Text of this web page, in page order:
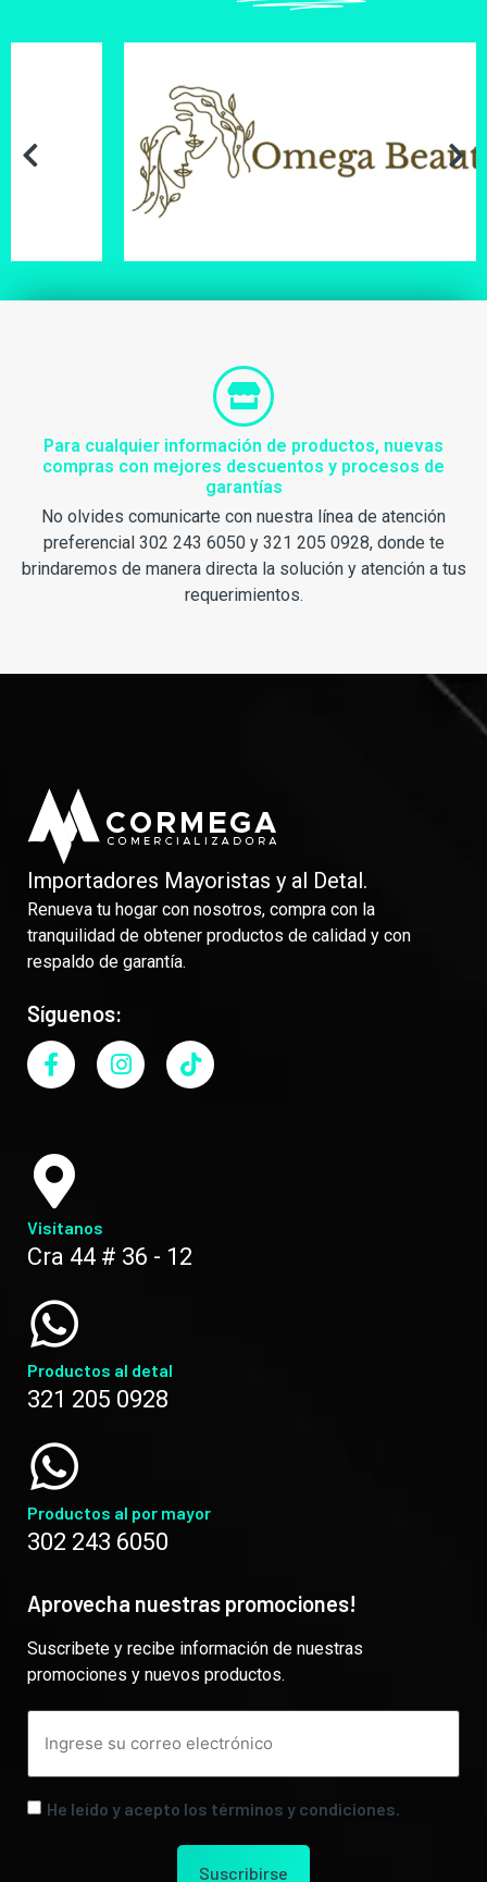
Para cualquier información de productos, nuevas
compras con mejores descuentos y procesos de
garantías
No olvides comunicarte con nuestra línea de atención
preferencial 302 243 6050 y 321 205 0928, donde te
brindaremos de manera directa la solución y atención a tus
requerimientos.
Importadores Mayoristas y al Detal.
Renueva tu hogar con nosotros, compra con la
tranquilidad de obtener productos de calidad y con
respaldo de garantía.
Síguenos:
Visítanos
Cra 44 # 36 - 12
Productos al detal
321 205 0928
Productos al por mayor
302 243 6050
Aprovecha nuestras promociones!
Suscribete y recibe información de nuestras
promociones y nuevos productos.
He leído y acepto los términos y condiciones.